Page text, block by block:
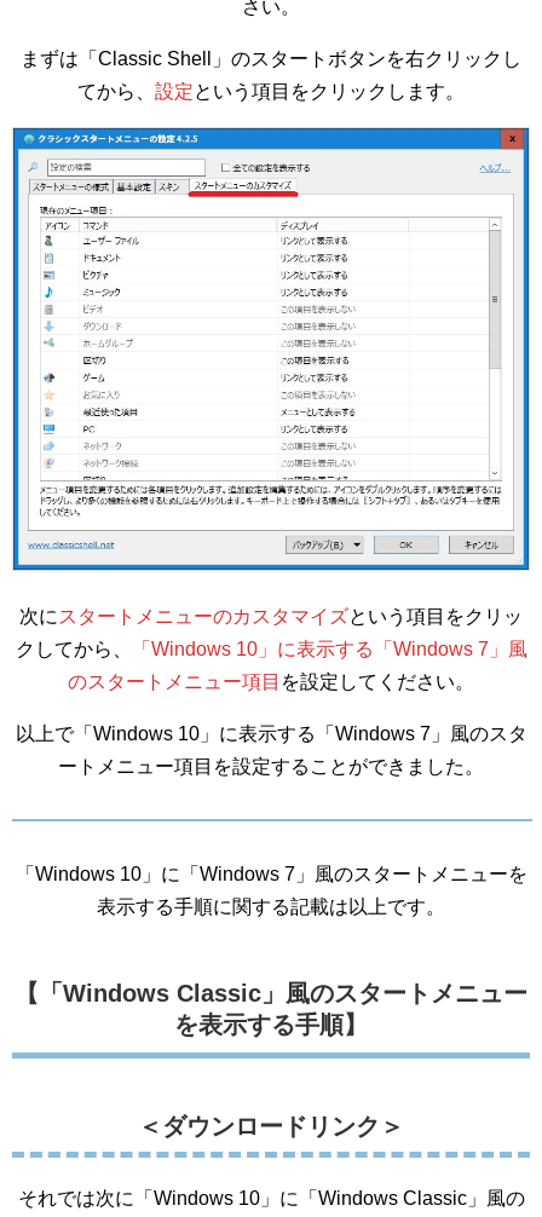
さい。
まずは「Classic Shell」のスタートボタンを右クリックし
てから、 設定という項目をクリックします。
次に スタートメニューのカスタマイズという項目をクリッ
クしてから、
「Windows 10」に表示する「Windows 7」風
のスタートメニュー項目 を設定してください。
以上で「Windows 10」に表示する「Windows 7」風のスタ
ートメニュー項目を設定することができました。
「Windows 10」に「Windows 7」風のスタートメニューを
表示する手順に関する記載は以上です。
【「Windows Classic」風のスタートメニュー
を表示する手順】
＜ダウンロードリンク＞
それでは次に「Windows 10」に「Windows Classic」風の